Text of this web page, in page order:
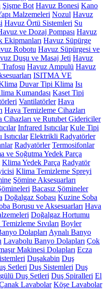
Şişme Bot Havuz Bonesi Kano
Malzemeleri Nozul Havuz
Havuz Örtü Sistemleri Su
ve Dozaj Pompası Havuz
Ekipmanları Havuz Süpürge
Robotu Havuz Süpürgesi ve
Duşu ve Masaj Jeti Havuz
Havuz Ampulü Havuz
ISITMA VE
Duvar Tipi Klima Isı
Kumandası Kaset Tipi
Vantilatörler Hava
Hava Temizleme Cihazları
Cihazları ve Rutubet Gidericiler
Infrared Isıtıcılar Kule Tipi
Isıtıcılar Elektrikli Radyatörler
Radyatörler Termosifonlar
ve Soğutma Yedek Parça
Klima Yedek Parça Radyatör
Klima Temizleme Spreyi
Şömine Aksesuarları
Bacasız Şömineler
Doğalgaz Sobası Kuzine Soba
Borusu ve Aksesuarları Hava
Doğalgaz Hortumu
Sıvıları Boyler
Dolapları Aynalı Banyo
Lavabolu Banyo Dolapları Çok
Makinesi Dolapları Ecza
Duşakabin Duş
Setleri Duş Sistemleri Duş
Duş Setleri Duş Spiralleri El
Lavabolar Köşe Lavabolar